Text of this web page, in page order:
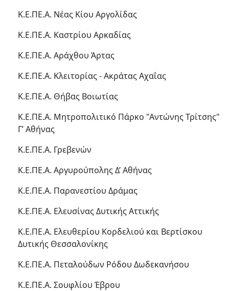
Κ.Ε.ΠΕ.Α. Νέας Κίου Αργολίδας
Κ.Ε.ΠΕ.Α. Καστρίου Αρκαδίας
Κ.Ε.ΠΕ.Α. Αράχθου Άρτας
Κ.Ε.ΠΕ.Α. Κλειτορίας - Ακράτας Αχαΐας
Κ.Ε.ΠΕ.Α. Θήβας Βοιωτίας
Κ.Ε.ΠΕ.Α. Μητροπολιτικό Πάρκο "Αντώνης Τρίτσης"
Γ’ Αθήνας
Κ.Ε.ΠΕ.Α. Γρεβενών
Κ.Ε.ΠΕ.Α. Αργυρούπολης Δ’ Αθήνας
Κ.Ε.ΠΕ.Α. Παρανεστίου Δράμας
Κ.Ε.ΠΕ.Α. Ελευσίνας Δυτικής Αττικής
Κ.Ε.ΠΕ.Α. Ελευθερίου Κορδελιού και Βερτίσκου
Δυτικής Θεσσαλονίκης
Κ.Ε.ΠΕ.Α. Πεταλούδων Ρόδου Δωδεκανήσου
Κ.Ε.ΠΕ.Α. Σουφλίου Έβρου